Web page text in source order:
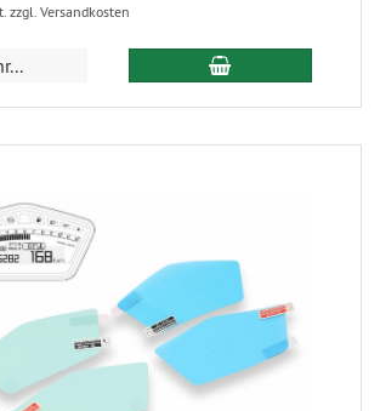
zzgl. Versandkosten